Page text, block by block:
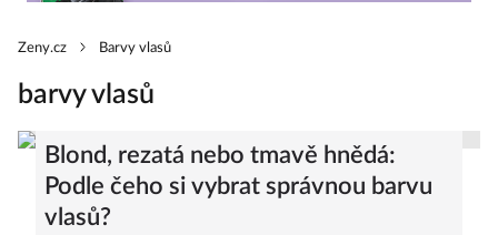
Zeny.cz Barvy vlasů
barvy vlasů
Blond, rezatá nebo tmavě hnědá:
Podle čeho si vybrat správnou barvu
vlasů?